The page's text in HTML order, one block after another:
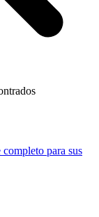
completo para sus